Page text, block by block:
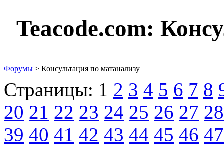
Teacode.com:
Форумы > Консультация по матанализу
Страницы: 1 2 3 4 5 6 7 8
20 21 22 23 24 25 26 27 28
39 40 41 42 43 44 45 46 47